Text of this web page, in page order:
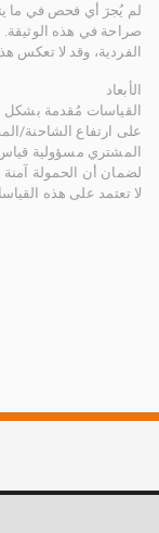
لم يُجرَ أي فحص في ما
صراحة في هذه
الفردية، وقد لا تعكس
الأبعاد
القياسات مُقدمة بشكل
على ارتفاع الشاحنة/
المشتري مسؤولية
لضمان أن الحمولة
لا تعتمد على هذه